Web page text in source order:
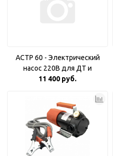
ACTP 60 - Электрический
насос 220В для ДТ и
керосина, 55 л/мин
11 400 руб.